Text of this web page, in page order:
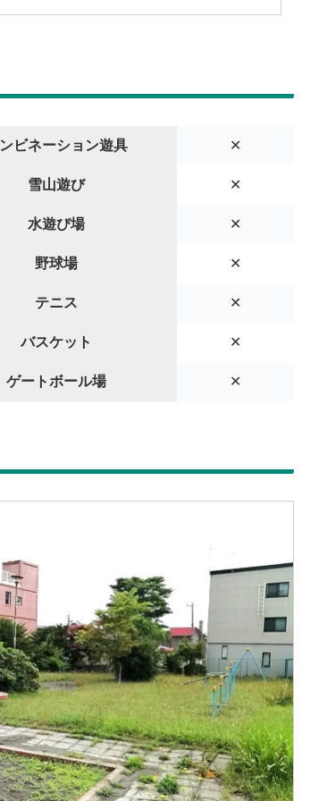
ビネーション遊具 ✕
雪山遊び ✕
水遊び場 ✕
野球場 ✕
テニス ✕
バスケット ✕
ゲートボール場 ✕